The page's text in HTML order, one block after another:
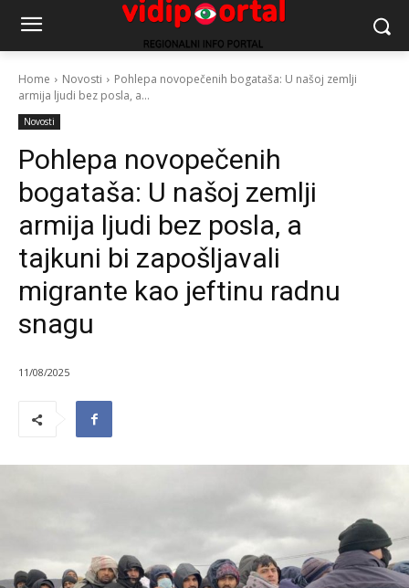
Home Novosti
Pohlepa novopečenih bogataša: U našoj zemlji
armija ljudi bez posla, a...
Novosti
Pohlepa novopečenih
bogataša: U našoj zemlji
armija ljudi bez posla, a
tajkuni bi zapošljavali
migrante kao jeftinu radnu
snagu
11/08/2025